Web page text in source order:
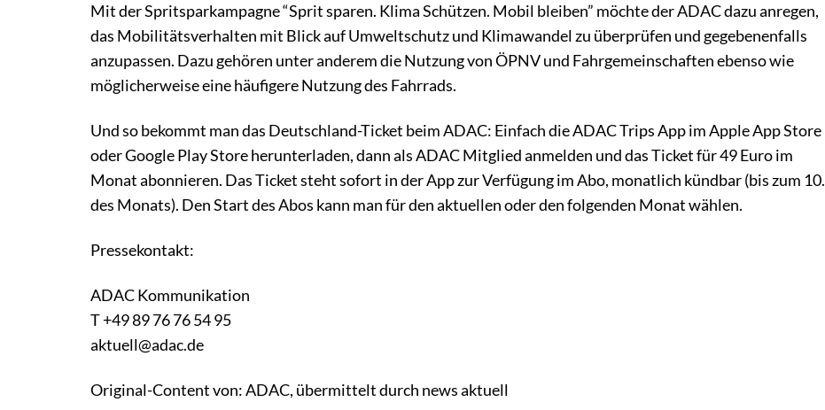
Mit der Spritsparkampagne “Sprit sparen. Klima Schützen. Mobil bleiben” möchte der ADAC dazu anregen,
das Mobilitätsverhalten mit Blick auf Umweltschutz und Klimawandel zu überprüfen und gegebenenfalls
anzupassen. Dazu gehören unter anderem die Nutzung von ÖPNV und Fahrgemeinschaften ebenso wie
möglicherweise eine häufigere Nutzung des Fahrrads.
Und so bekommt man das Deutschland-Ticket beim ADAC: Einfach die ADAC Trips App im Apple App Store
oder Google Play Store herunterladen, dann als ADAC Mitglied anmelden und das Ticket für 49 Euro im
Monat abonnieren. Das Ticket steht sofort in der App zur Verfügung im Abo, monatlich kündbar (bis zum 10.
des Monats). Den Start des Abos kann man für den aktuellen oder den folgenden Monat wählen.
Pressekontakt:
ADAC Kommunikation
T +49 89 76 76 54 95
aktuell@adac.de
Original-Content von: ADAC, übermittelt durch news aktuell